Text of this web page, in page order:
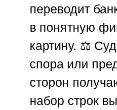
переводит
в понятную
картину. ⚖️
спора или
сторон
набор строк